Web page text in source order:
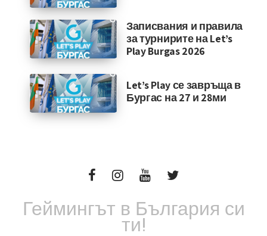
Записвания и правила
за турнирите на Let’s
Play Burgas 2026
Let’s Play се завръща в
Бургас на 27 и 28ми
Геймингът в България си
ти!